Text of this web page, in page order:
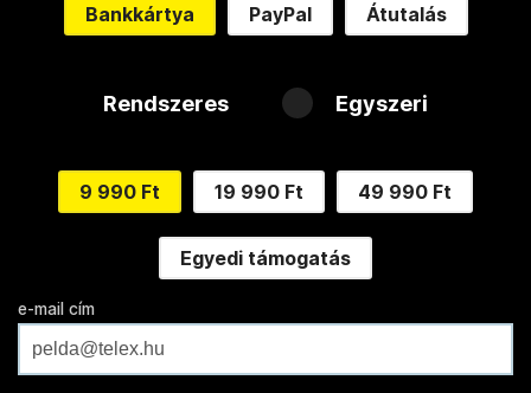
Bankkártya PayPal Átutalás
Rendszeres Egyszeri
9 990 Ft 19 990 Ft 49 990 Ft
Egyedi támogatás
e-mail cím